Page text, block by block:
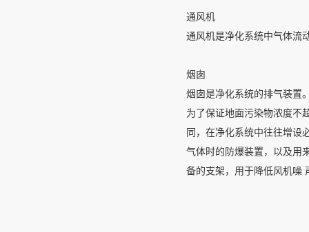
通风机
通风机是净化系统中气体流
烟囱
烟囱是净化系统的排气装置
为了保证地面污染物浓度不
同，在净化系统中往往增设
气体时的防爆装置，以及用
备的支架，用于降低风机噪